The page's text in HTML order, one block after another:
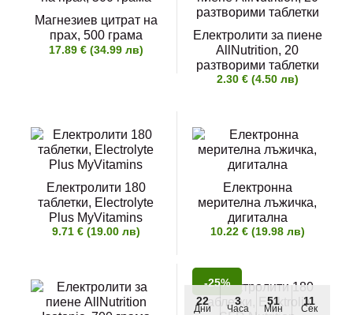
Магнезиев цитрат на
прах, 500 грама
17.89 € (34.99 лв)
Електролити за пиене
AllNutrition, 20
разтворими таблетки
2.30 € (4.50 лв)
Електролити 180
таблетки, Electrolyte
Plus MyVitamins
9.71 € (19.00 лв)
Електронна
мерителна лъжичка,
дигитална
10.22 € (19.98 лв)
-25%
22
Дни
3
Часа
51
Мин
11
Сек